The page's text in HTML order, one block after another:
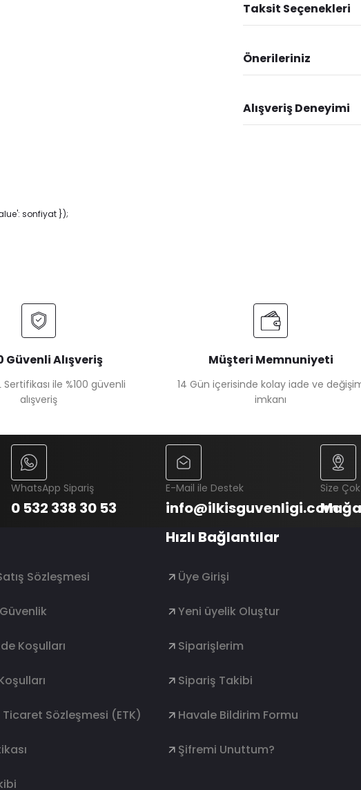
Taksit Seçenekleri
Önerileriniz
Alışveriş Deneyimi
sonfiyat });
Güvenli Alışveriş
Sertifikası ile %100 güvenli
alışveriş
Müşteri Memnuniyeti
14 Gün içerisinde kolay iade ve
imkanı
WhatsApp Sipariş
0 532 338 30 53
E-Mail ile Destek
info@ilkisguvenligi.com
Size Çok
Sözleşmesi
Koşulları
Sözleşmesi (ETK)
Hızlı Bağlantılar
Üye Girişi
Yeni üyelik Oluştur
Siparişlerim
Sipariş Takibi
Havale Bildirim Formu
Şifremi Unuttum?